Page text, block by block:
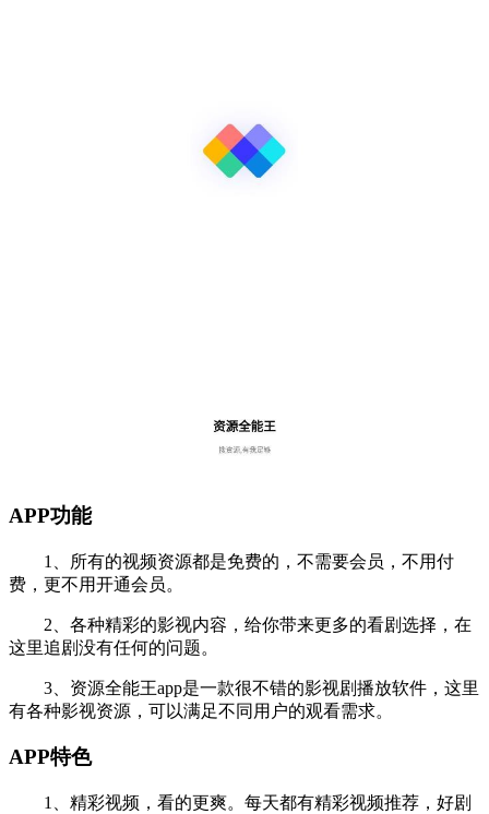
APP功能
1、所有的视频资源都是免费的，不需要会员，不用付
费，更不用开通会员。
2、各种精彩的影视内容，给你带来更多的看剧选择，在
这里追剧没有任何的问题。
3、资源全能王app是一款很不错的影视剧播放软件，这里
有各种影视资源，可以满足不同用户的观看需求。
APP特色
1、精彩视频，看的更爽。每天都有精彩视频推荐，好剧